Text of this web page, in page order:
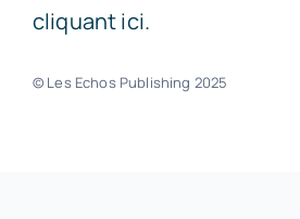
cliquant ici.
© Les Echos Publishing 2025